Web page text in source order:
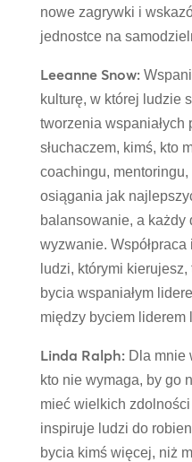
nowe zagrywki i
jednostce na
Leeanne Snow:
kulturę, w której ludzie
tworzenia wspaniałych
słuchaczem, kimś, kto
coachingu,
osiągania jak
balansowanie, a każdy
wyzwanie.
ludzi, którymi
bycia wspaniałym
między byciem liderem
Linda Ralph:Dla mnie
kto nie wymaga, by go
mieć wielkich
inspiruje ludzi do
bycia kimś więcej, niż